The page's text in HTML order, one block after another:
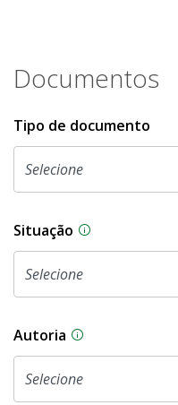
Documentos
Tipo de documento
Situação Na CLDF, as
Autoria As